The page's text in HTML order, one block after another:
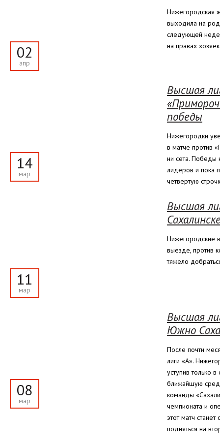
02
апр
Нижегородская
выходила на
следующей
на правах
14
мар
Высшая
победы
Нижегородки
в матче против
ни сета. Победы
лидеров и пока
четвертую
11
мар
Высшая
Нижегородские
выезде, против
тяжело
08
мар
Высшая
Южно
После почти
лиги «А».
уступив только
ближайшую
команды
чемпионата и
этот матч
подняться на